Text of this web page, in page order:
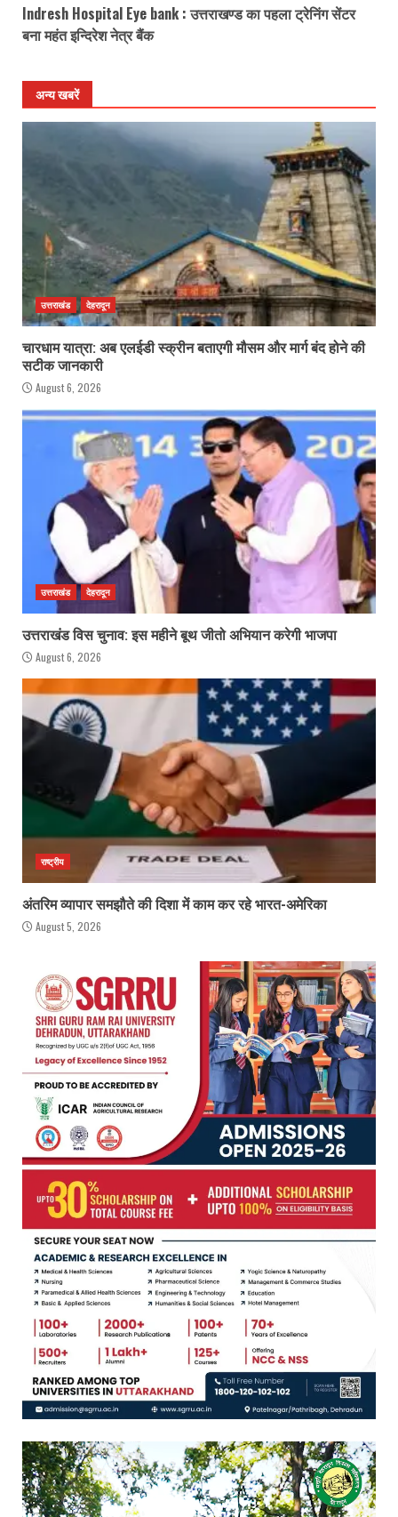
Indresh Hospital Eye bank : उत्तराखण्ड का पहला ट्रेनिंग सेंटर
बना महंत इन्दिरेश नेत्र बैंक
अन्य खबरें
उत्तराखंड देहरादून
चारधाम यात्रा: अब एलईडी स्क्रीन बताएगी मौसम और मार्ग बंद होने की
सटीक जानकारी
August 6, 2026
उत्तराखंड देहरादून
उत्तराखंड विस चुनाव: इस महीने बूथ जीतो अभियान करेगी भाजपा
August 6, 2026
राष्ट्रीय
अंतरिम व्यापार समझौते की दिशा में काम कर रहे भारत-अमेरिका
August 5, 2026
Video
Player